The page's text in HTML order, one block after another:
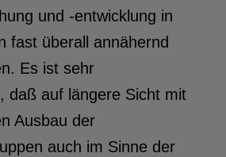
und -entwicklung in
fast überall annähernd
Es ist sehr
daß auf längere Sicht mit
Ausbau der
auch im Sinne der